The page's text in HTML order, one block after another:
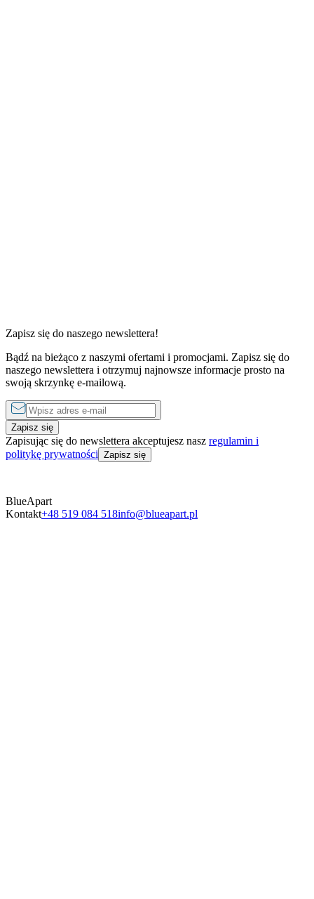
1 sypialnia
od390 złdo1290 złza noc
1 sypialnia
od350 zł
Zapisz się do naszego newslettera!
Bądź na bieżąco z naszymi ofertami i promocjami. Zapisz się do
naszego newslettera i otrzymuj najnowsze informacje prosto na
swoją skrzynkę e-mailową.
Zapisz się
Zapisując się do newslettera akceptujesz nasz regulamin i
politykę prywatności Zapisz się
BlueApart
Kontakt+48 519 084 518info@blueapart.pl